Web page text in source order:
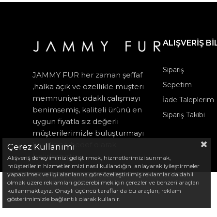
JAMMY FUR her zaman şeffaf
,halka açık ve özellikle müşteri
memnuniyet odaklı çalışmayı
benimsemiş, kaliteli ürünü en
uygun fiyatla siz değerli
müşterilerimizle buluşturmayı
kendisine hedef olarak
belirlemiştir.
ALIŞVERİŞ
Sipariş
Sepetim
İade Taleplerim
Sipariş Takibi
Çerez Kullanımı
Alışveriş deneyiminizi geliştirmek, hizmetlerimizi sunmak,
müşterilerin hizmetlerimizi nasıl kullandığını anlayarak iyileştirmeler
yapabilmek ve ilgi alanlarına göre özelleştirilmiş reklamlar da dahil
olmak üzere reklamları gösterebilmek için çerezler ve benzeri araçları
kullanmaktayız. Onaylı üçüncü taraflar da bu araçları, reklam
gösterimimizle bağlantılı olarak kullanır.